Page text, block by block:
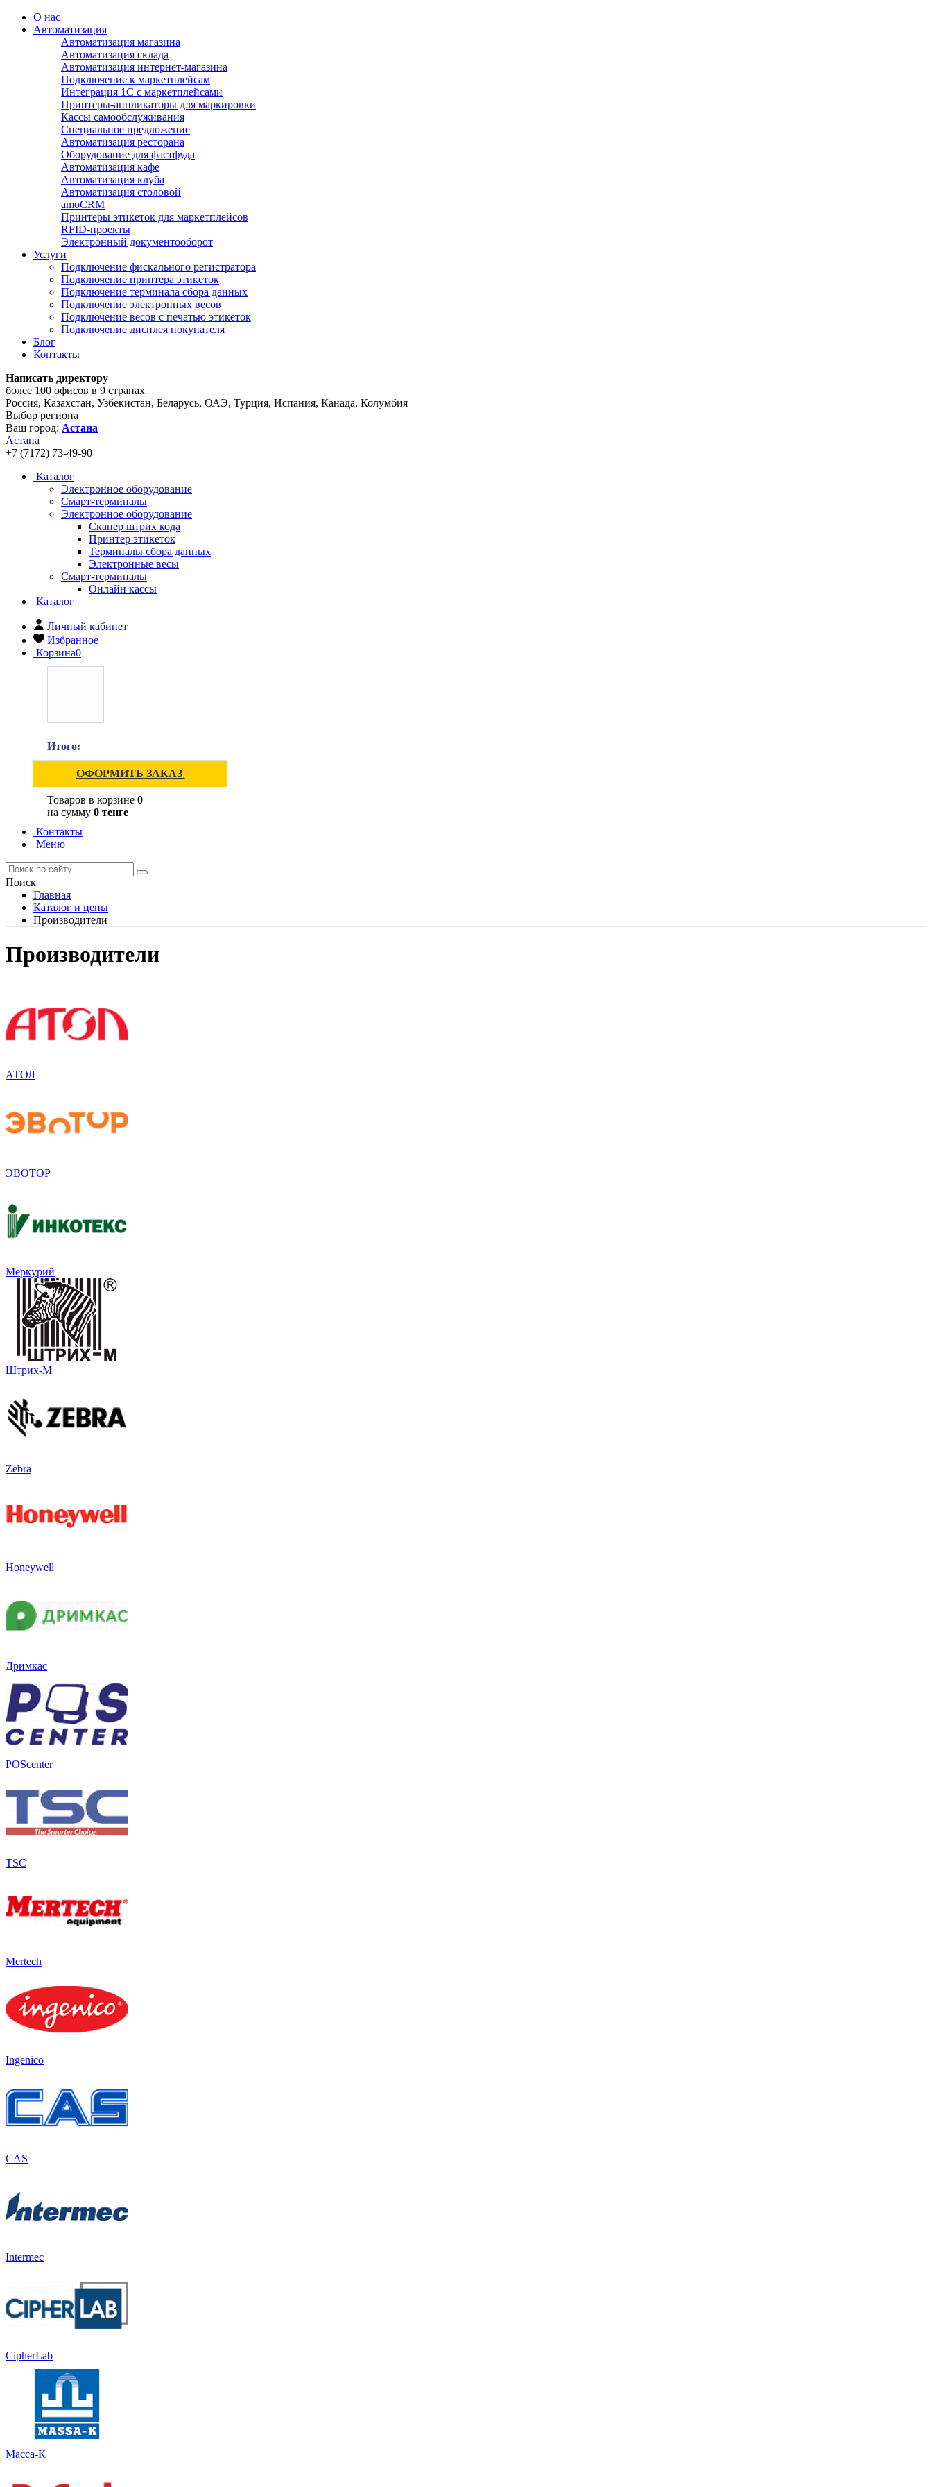
О нас
Автоматизация
Автоматизация магазина
Автоматизация склада
Автоматизация интернет-магазина
Подключение к маркетплейсам
Интеграция 1С с маркетплейсами
Принтеры-аппликаторы для маркировки
Кассы самообслуживания
Специальное предложение
Автоматизация ресторана
Оборудование для фастфуда
Автоматизация кафе
Автоматизация клуба
Автоматизация столовой
amoCRM
Принтеры этикеток для маркетплейсов
RFID-проекты
Электронный документооборот
Услуги
Подключение фискального регистратора
Подключение принтера этикеток
Подключение терминала сбора данных
Подключение электронных весов
Подключение весов с печатью этикеток
Подключение дисплея покупателя
Блог
Контакты
Написать директору
более 100 офисов в 9 странах
Россия, Казахстан, Узбекистан, Беларусь, ОАЭ, Турция, Испания, Канада, Колумбия
Выбор региона
Ваш город: Астана
Астана
+7 (7172) 73-49-90
Каталог
Электронное оборудование
Смарт-терминалы
Электронное оборудование
Сканер штрих кода
Принтер этикеток
Терминалы сбора данных
Электронные весы
Смарт-терминалы
Онлайн кассы
Каталог
Личный кабинет
Избранное
Корзина0
Итого:
ОФОРМИТЬ ЗАКАЗ
Товаров в корзине 0
на сумму 0 тенге
Контакты
Меню
Поиск
Главная
Каталог и цены
Производители
Производители
АТОЛ
ЭВОТОР
Меркурий
Штрих-М
Zebra
Honeywell
Дримкас
POScenter
TSC
Mertech
Ingenico
CAS
Intermec
CipherLab
Масса-К